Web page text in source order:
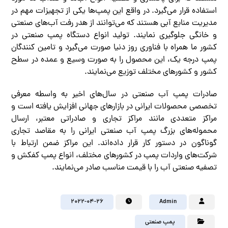
استفاده قرار می‌گیرد. در واقع این پمپ‌ها یکی از تجهیزات مهم در
مدیریت منابع آبی هستند که می‌توانند از هدر رفت آب‌های صنعتی
و خانگی جلوگیری نمایند. تولید انواع دستگاه پمپ صنعتی در
کشور ما همراه با فناوری روز دنیا صورت می‌گیرد و تامین کنندگان
پمپ درجه یک، این محصول را به صورت وسیع و عمده در سطح
کشور و کشورهای مختلف توزیع می‌نمایند.
صادرات پمپ آب صنعتی در سال‌های اخیر به واسطه معرفی
تخصصی محصولات ایرانی در بازارهای جهانی افزایش یافته است و
مراکز متعددی مانند مراکز تجاری و صادراتی معتبر، ارسال
محموله‌های بزرگ پمپ آب صنعتی ایرانی را به مقاصد تجاری
گوناگون در دستور کار قرار داده‌اند. این مراکز ضمن ارتباط با
شرکت‌های واردات پمپ در کشورهای مختلف، انواع پمپ کفکش و
تصفیه صنعتی آب را با قیمت مناسب صادر می‌نمایند.
Admin
2022-04-26
پمپ صنعتی